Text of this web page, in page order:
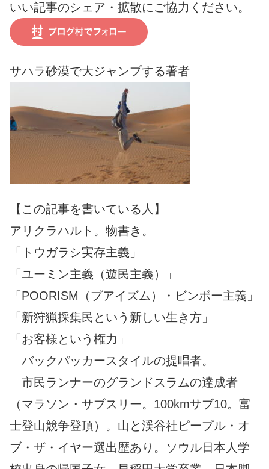
いい記事のシェア・拡散にご協力ください。
サハラ砂漠で大ジャンプする著者
【この記事を書いている人】
アリクラハルト。物書き。
「トウガラシ実存主義」
「ユーミン主義（遊民主義）」
「POORISM（プアイズム）・ビンボー主義」
「新狩猟採集民という新しい生き方」
「お客様という権力」
バックパッカースタイルの提唱者。
市民ランナーのグランドスラムの達成者
（マラソン・サブスリー。100kmサブ10。富
士登山競争登頂）。山と渓谷社ピープル・オ
ブ・ザ・イヤー選出歴あり。ソウル日本人学